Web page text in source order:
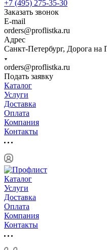
+7 (495) 275-35-30
Заказать звонок
E-mail
orders@proflistka.ru
Адрес
Санкт-Петербург, Дорога на
orders@proflistka.ru
Подать заявку
Каталог
Услуги
Доставка
Оплата
Компания
Контакты
Каталог
Услуги
Доставка
Оплата
Компания
Контакты